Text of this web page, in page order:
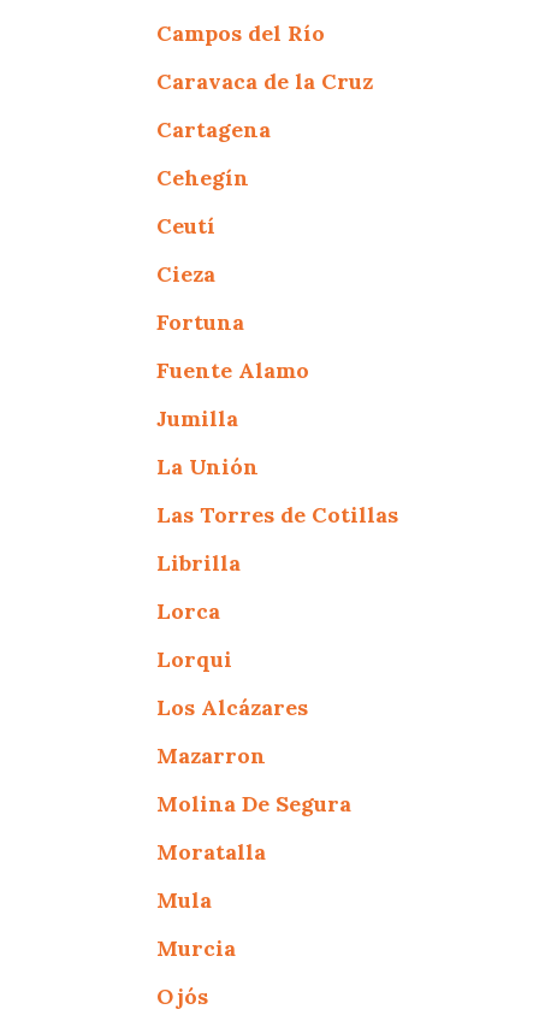
Campos del Río
Caravaca de la Cruz
Cartagena
Cehegín
Ceutí
Cieza
Fortuna
Fuente Alamo
Jumilla
La Unión
Las Torres de Cotillas
Librilla
Lorca
Lorqui
Los Alcázares
Mazarron
Molina De Segura
Moratalla
Mula
Murcia
Ojós